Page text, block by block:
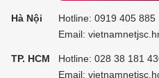
Hà Nội Hotline: 0919 405 885
Email:
TP. HCM Hotline: 028 38 181
Email: